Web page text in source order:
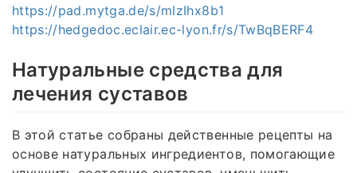
https://pad.mytga.de/s/mlzIhx8b1
https://hedgedoc.eclair.ec-lyon.fr/s/TwBqBERF4
Натуральные средства для
лечения суставов
В этой статье собраны действенные рецепты на
основе натуральных ингредиентов, помогающие